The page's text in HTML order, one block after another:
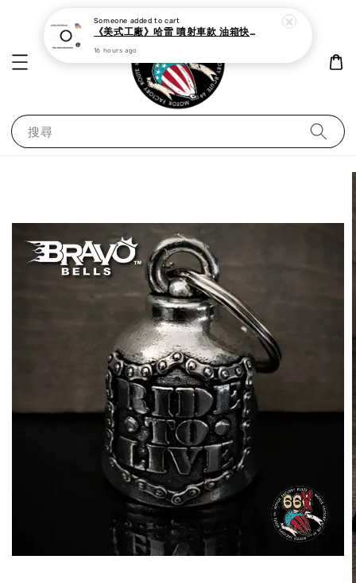
搜尋
Someone added to cart
《美式工廠》哈雷 噴射車款 油箱快速接頭 母 o型環
16 hours ago